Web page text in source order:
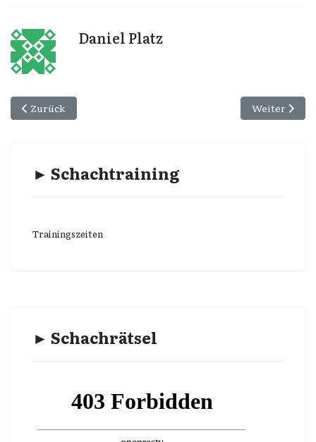
Daniel Platz
Vorheriger Beitrag: SSC Annaburg vs. SK Dessau 93 III 7:1
Zurück Nächster
Weiter
► Schachtraining
Trainingszeiten
► Schachrätsel